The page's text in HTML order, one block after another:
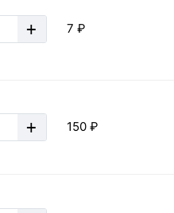
+ 7 ₽
+ 150 ₽